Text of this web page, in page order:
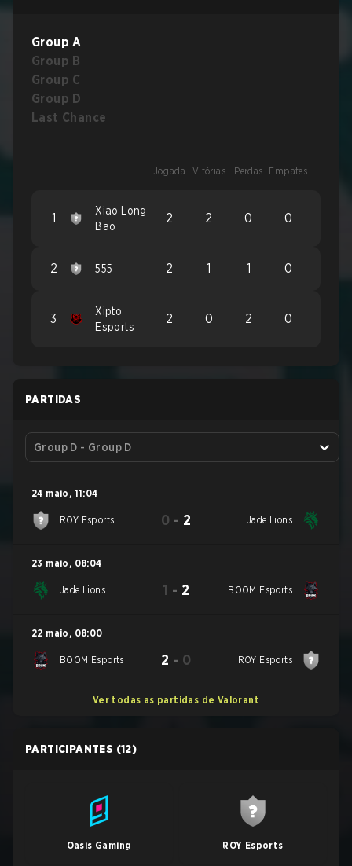
Group A
Group B
Group C
Group D
Last Chance
Jogada Vitórias Perdas Empates
1
Xiao Long
Bao
2 2 0 0
2 555 2 1 1 0
3
Xipto
Esports
2 0 2 0
PARTIDAS
Group D - Group D
24 maio , 11:04
ROY Esports 0 - 2 Jade Lions
23 maio , 08:04
Jade Lions 1 - 2 BOOM Esports
22 maio , 08:00
BOOM Esports 2 - 0 ROY Esports
Ver todas as partidas de Valorant
PARTICIPANTES (12)
Oasis Gaming ROY Esports